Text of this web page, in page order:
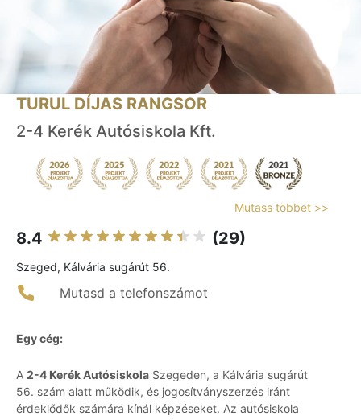
TURUL DÍJAS RANGSOR
2-4 Kerék Autósiskola Kft.
Mutass többet >>
8.4 (29)
Szeged, Kálvária sugárút 56.
Mutasd a telefonszámot
Egy cég:
A 2-4 Kerék Autósiskola Szegeden, a Kálvária sugárút
56. szám alatt működik, és jogosítványszerzés iránt
érdeklődők számára kínál képzéseket. Az autósiskola